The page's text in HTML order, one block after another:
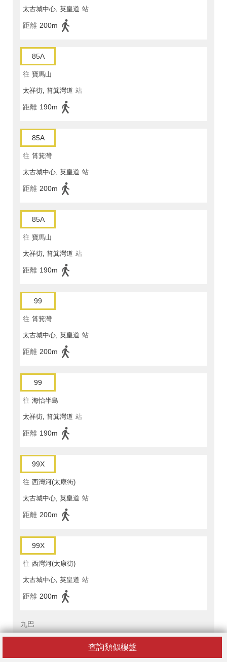
查詢類似樓盤
太古城中心, 英皇道 站
距離 200m
85A
往 寶馬山
太祥街, 筲箕灣道 站
距離 190m
85A
往 筲箕灣
太古城中心, 英皇道 站
距離 200m
85A
往 寶馬山
太祥街, 筲箕灣道 站
距離 190m
99
往 筲箕灣
太古城中心, 英皇道 站
距離 200m
99
往 海怡半島
太祥街, 筲箕灣道 站
距離 190m
99X
往 西灣河(太康街)
太古城中心, 英皇道 站
距離 200m
99X
往 西灣河(太康街)
太古城中心, 英皇道 站
距離 200m
九巴
往 筲箕灣